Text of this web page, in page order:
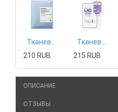
210 RUB
215 RUB
ОПИСАНИЕ
ОТЗЫВЫ